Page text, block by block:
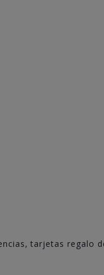
tarjetas regalo